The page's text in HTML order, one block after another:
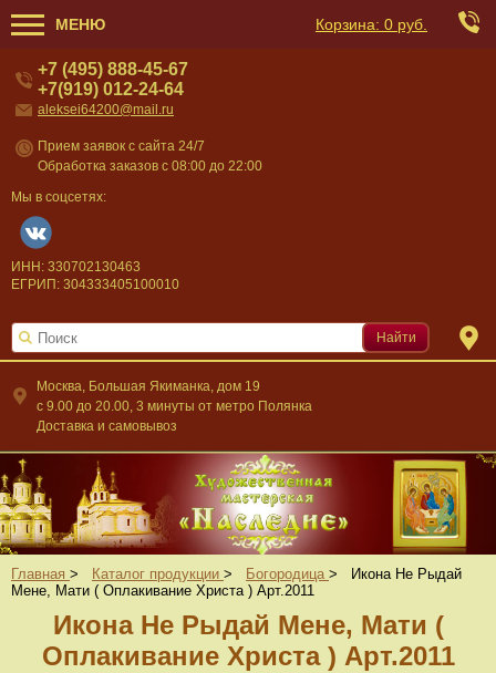
МЕНЮ Корзина: 0 руб.
Москва, Большая Якиманка, дом 19
c 9.00 до 20.00, 3 минуты от метро Полянка
Доставка и самовывоз
+7 (495) 888-45-67
+7(919) 012-24-64
aleksei64200@mail.ru
Прием заявок с сайта 24/7
Обработка заказов с 08:00 до 22:00
Мы в соцсетях:
ИНН: 330702130463
ЕГРИП: 304333405100010
Найти
Главная > Каталог продукции > Богородица >
Икона Не Рыдай
Мене, Мати ( Оплакивание Христа ) Арт.2011
Икона Не Рыдай Мене, Мати (
Оплакивание Христа ) Арт.2011